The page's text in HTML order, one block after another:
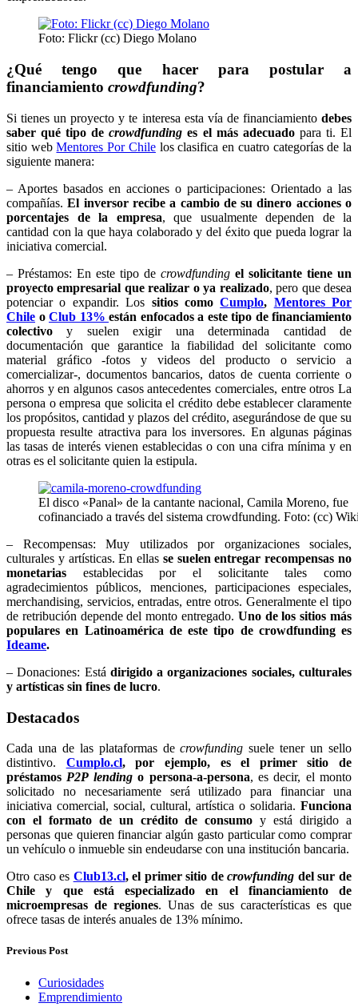
Foto: Flickr (cc) Diego Molano
¿Qué tengo que hacer para postular a
financiamiento crowdfunding?
Si tienes un proyecto y te interesa esta vía de financiamiento debes
saber qué tipo decrowdfunding es el más adecuadopara ti. El
sitio webMentores Por Chilelos clasifica en cuatro categorías de la
siguiente manera:
– Aportes basados en acciones o participaciones: Orientado a las
compañías.El inversor recibe a cambio de su dinero acciones o
porcentajes de la empresa, que usualmente dependen de la
cantidad con la que haya colaborado y del éxito que pueda lograr la
iniciativa comercial.
– Préstamos: En este tipo de crowdfunding el solicitante tiene un
proyecto empresarial que realizar o ya realizado, pero que desea
potenciar o expandir. Los sitios comoCumplo, Mentores Por
Chile o Club 13% están enfocados a este tipo de financiamiento
colectivo y suelen exigir una determinada cantidad de
documentación que garantice la fiabilidad del solicitante como
material gráfico -fotos y videos del producto o servicio a
comercializar-, documentos bancarios, datos de cuenta corriente o
ahorros y en algunos casos antecedentes comerciales, entre otros La
persona o empresa que solicita el crédito debe establecer claramente
los propósitos, cantidad y plazos del crédito, asegurándose de que su
propuesta resulte atractiva para los inversores. En algunas páginas
las tasas de interés vienen establecidas o con una cifra mínima y en
otras es el solicitante quien la estipula.
El disco «Panal» de la cantante nacional, Camila Moreno, fue
cofinanciado a través del sistema crowdfunding. Foto: (cc)
– Recompensas: Muy utilizados por organizaciones sociales,
culturales y artísticas. En ellas se suelen entregar recompensas no
monetarias establecidas por el solicitante tales como
agradecimientos públicos, menciones, participaciones especiales,
merchandising, servicios, entradas, entre otros. Generalmente el tipo
de retribución depende del monto entregado. Uno de los sitios más
populares en Latinoamérica de este tipo de crowdfunding es
Ideame.
– Donaciones: Está dirigido a organizaciones sociales, culturales
y artísticas sin fines de lucro.
Destacados
Cada una de las plataformas decrowfunding suele tener un sello
distintivo. Cumplo.cl, por ejemplo, es el primer sitio de
préstamos P2P lendingo persona-a-persona, es decir, el monto
solicitado no necesariamente será utilizado para financiar una
iniciativa comercial, social, cultural, artística o solidaria. Funciona
con el formato de un crédito de consumo y está dirigido a
personas que quieren financiar algún gasto particular como comprar
un vehículo o inmueble sin endeudarse con una institución bancaria.
Otro caso es Club13.cl, el primer sitio decrowfunding del sur de
Chile y que está especializado en el financiamiento de
microempresas de regiones. Unas de sus características es que
ofrece tasas de interés anuales de 13% mínimo.
Previous Post
Curiosidades
Emprendimiento